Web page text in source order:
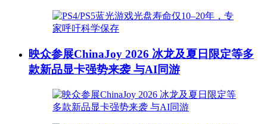
映众参展ChinaJoy 2026 冰龙及夏日限定等多
款新品显卡强势来袭 与AI同游